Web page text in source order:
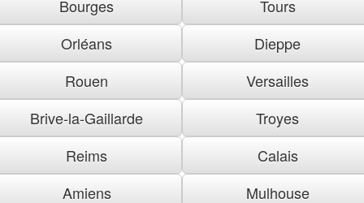
Bourges
Tours
Orléans
Dieppe
Rouen
Versailles
Brive-la-Gaillarde
Troyes
Reims
Calais
Amiens
Mulhouse